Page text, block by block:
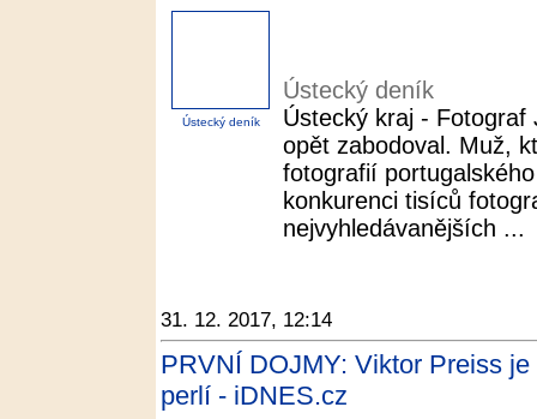
Ústecký deník
Ústecký deník
Ústecký kraj - Fotograf
opět zabodoval. Muž,
fotografií
konkurenci tisíců
nejvyhledávanějších ...
31. 12. 2017, 12:14
PRVNÍ DOJMY: Viktor Preiss
perlí - iDNES.cz